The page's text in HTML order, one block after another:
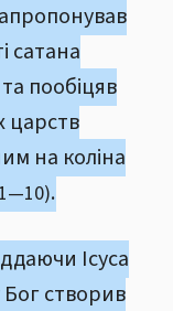
сатана
пообіцяв
царств
на коліна
.
Ісуса
створив